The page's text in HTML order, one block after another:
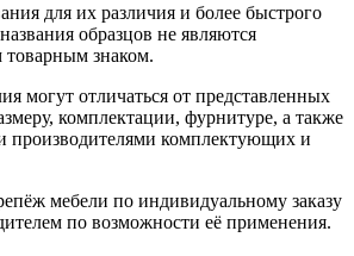
для их различия и более быстрого
образцов не являются
товарным знаком.
могут отличаться от представленных
комплектации, фурнитуре, а также
производителями комплектующих и
мебели по индивидуальному заказу
по возможности её применения.